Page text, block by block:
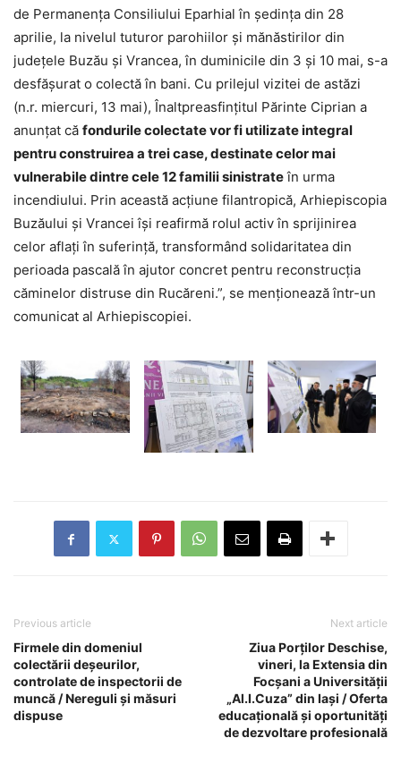
de Permanența Consiliului Eparhial în ședința din 28
aprilie, la nivelul tuturor parohiilor și mănăstirilor din
județele Buzău și Vrancea, în duminicile din 3 și 10 mai, s-a
desfășurat o colectă în bani. Cu prilejul vizitei de astăzi
(n.r. miercuri, 13 mai), Înaltpreasfințitul Părinte Ciprian a
anunțat că fondurile colectate vor fi utilizate integral
pentru construirea a trei case, destinate celor mai
vulnerabile dintre cele 12 familii sinistrateîn urma
incendiului. Prin această acțiune filantropică, Arhiepiscopia
Buzăului și Vrancei își reafirmă rolul activ în sprijinirea
celor aflați în suferință, transformând solidaritatea din
perioada pascală în ajutor concret pentru reconstrucția
căminelor distruse din Rucăreni.”, se menționează într-un
comunicat al Arhiepiscopiei.
Previous article
Firmele din domeniul
colectării deșeurilor,
controlate de inspectorii de
muncă / Nereguli și măsuri
dispuse
Next article
Ziua Porților Deschise,
vineri, la Extensia din
Focșani a Universității
„Al.I.Cuza” din Iași / Oferta
educațională și oportunități
de dezvoltare profesională